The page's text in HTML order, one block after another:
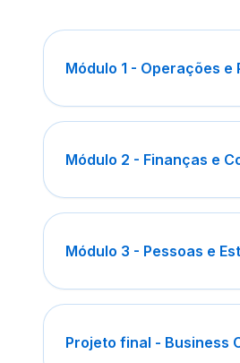
Módulo 1 - Operações e
Módulo 2 - Finanças e
Módulo 3 - Pessoas e
Projeto final - Business